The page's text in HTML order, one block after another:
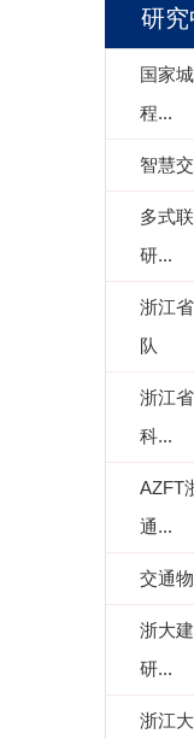
研
国家
程...
智慧
多式
研...
浙江
队
浙江
科...
AZFT
通...
交通
浙大
研...
浙江